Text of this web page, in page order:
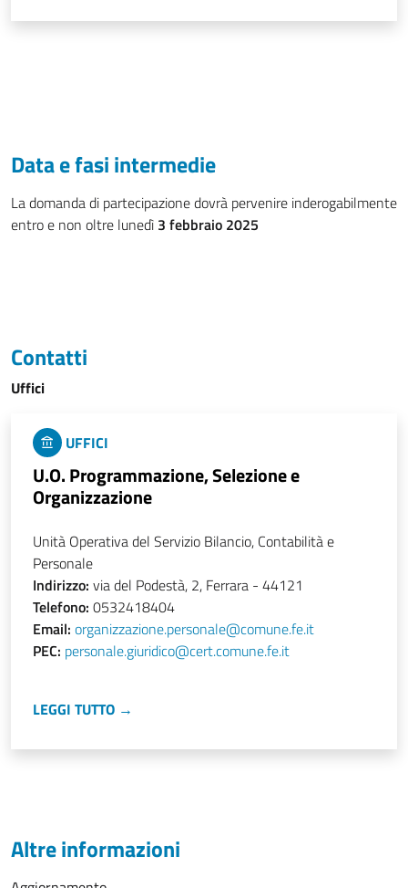
Data e fasi intermedie
La domanda di partecipazione dovrà pervenire inderogabilmente
entro e non oltre lunedì 3 febbraio 2025
Contatti
Uffici
UFFICI
U.O. Programmazione, Selezione e
Organizzazione
Unità Operativa del Servizio Bilancio, Contabilità e
Personale
Indirizzo: via del Podestà, 2, Ferrara - 44121
Telefono: 0532418404
Email: organizzazione.personale@comune.fe.it
PEC: personale.giuridico@cert.comune.fe.it
LEGGI TUTTO →
Altre informazioni